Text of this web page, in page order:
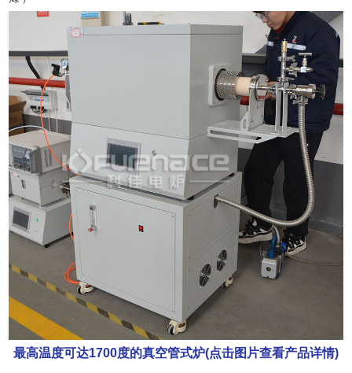
最高温度可达1700度的真空管式炉(点击图片查看产品详情)